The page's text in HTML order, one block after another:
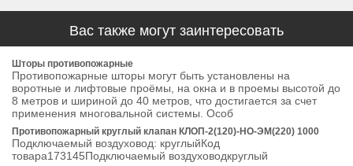
Вас также могут заинтересовать
Шторы противопожарные
Противопожарные шторы могут быть установлены на
воротные и лифтовые проёмы, на окна и в проемы высотой до
8 метров и шириной до 40 метров, что достигается за счет
применения многовальной системы. Особ
Противопожарный круглый клапан КЛОП-2(120)-НО-ЭМ(220) 1000
Подключаемый воздуховод: круглыйКод
товара173145Подключаемый воздуховодкруглый